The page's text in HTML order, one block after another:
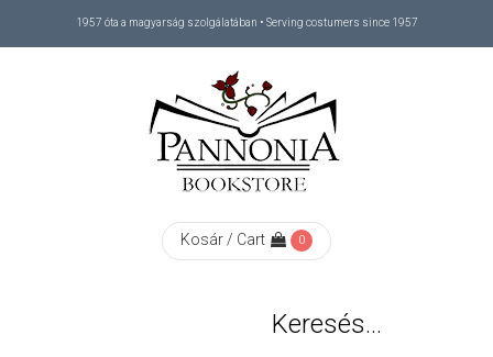
1957 óta a magyarság szolgálatában • Serving costumers since 1957
Kosár / Cart 0
Keresés…